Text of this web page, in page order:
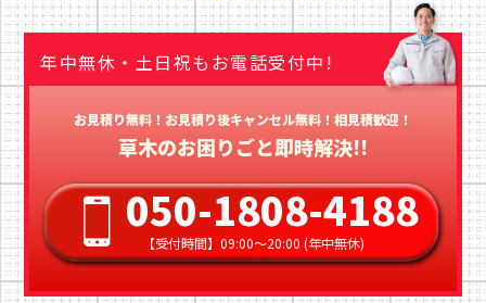
年中無休・土日祝もお電話受付中!
お見積り無料！お見積り後キャンセル無料！相見積歓迎！
草木のお困りごと即時解決!!
050-1808-4188
【受付時間】09:00〜20:00 (年中無休)